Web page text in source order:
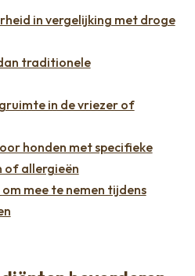
in vergelijking met droge
traditionele
in de vriezer of
honden met specifieke
of allergieën
mee te nemen tijdens